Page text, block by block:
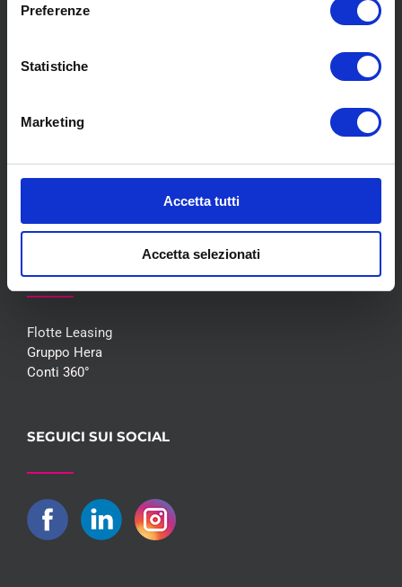
Preferenze
Statistiche
Marketing
Accetta tutti
Accetta selezionati
Chi siamo
Meccanica
Blog
COLLABORAZIONI
Flotte Leasing
Gruppo Hera
Conti 360°
SEGUICI SUI SOCIAL